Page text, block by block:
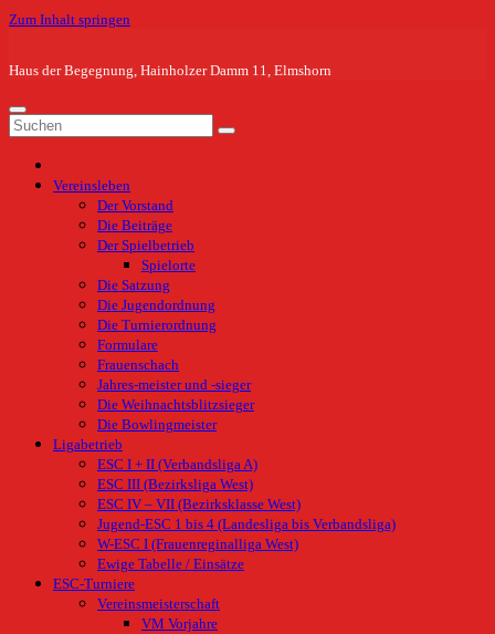
Zum Inhalt springen
Haus der Begegnung, Hainholzer Damm 11, Elmshorn
Vereinsleben
Der Vorstand
Die Beiträge
Der Spielbetrieb
Spielorte
Die Satzung
Die Jugendordnung
Die Turnierordnung
Formulare
Frauenschach
Jahres-meister und -sieger
Die Weihnachtsblitzsieger
Die Bowlingmeister
Ligabetrieb
ESC I + II (Verbandsliga A)
ESC III (Bezirksliga West)
ESC IV – VII (Bezirksklasse West)
Jugend-ESC 1 bis 4 (Landesliga bis Verbandsliga)
W-ESC I (Frauenreginalliga West)
Ewige Tabelle / Einsätze
ESC-Turniere
Vereinsmeisterschaft
VM Vorjahre